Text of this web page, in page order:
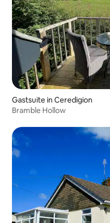
Gastsuite in Ceredigion
Bramble Hollow